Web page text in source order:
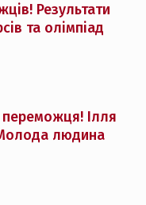
Результати
та олімпіад
Ілля
людина